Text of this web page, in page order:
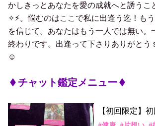
かしきっとあなたを愛の成就へと誘うこ
✧⚡︎。悩むのはここで私に出逢う迄！も
を信じて。あなたはもう一人では無い。
終わりです。出逢って下さりありがとう
☺️
チャット鑑定メニュー
【初回限定】初
ュー♡